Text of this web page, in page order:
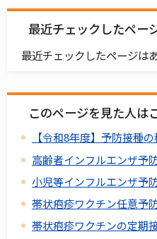
最近チェックしたペー
最近チェックしたページは
このページを見た人は
【令和8年度】予防接種
高齢者インフルエンザ予
小児等インフルエンザ予
帯状疱疹ワクチン任意予
帯状疱疹ワクチンの定期